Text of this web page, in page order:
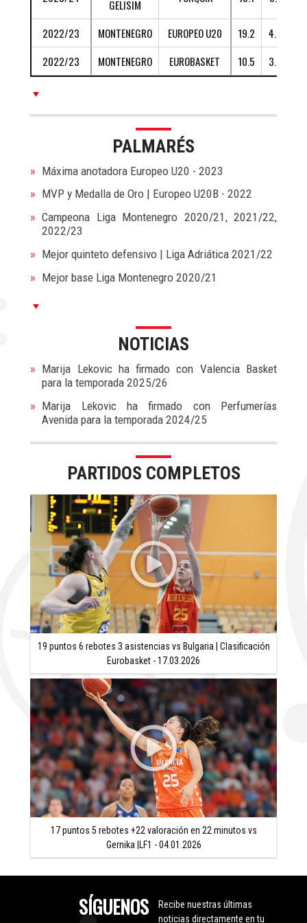
Valencia Basket y promedió 4.2 puntos, 1.2 rebotes, 1.6
asistencias y +2.8 valoración en 12 minutos por partido
en Liga Femenina y 2.7 puntos y 2.1 asistencias en 11
minutos por partido en la Euroliga.
Además, Marija jugó con la Selección de Montenegro y
promedió 13.2 puntos, 3 rebotes y 2.8 asistencias en 24
minutos por partido en la clasificación para el Eurobasket
GELISIM
2022/23 MONTENEGRO EUROPEO U20 19.2 4.2
2022/23
MONTENEGRO EUROBASKET 10.5 3.3
PALMARÉS
Máxima anotadora Europeo U20 - 2023
MVP y Medalla de Oro | Europeo U20B - 2022
Campeona Liga Montenegro 2020/21, 2021/22,
2022/23
Mejor quinteto defensivo | Liga Adriática 2021/22
Mejor base Liga Montenegro 2020/21
NOTICIAS
Marija Lekovic ha firmado con Valencia Basket
para la temporada 2025/26
Marija Lekovic ha firmado con Perfumerías
Avenida para la temporada 2024/25
PARTIDOS COMPLETOS
19 puntos 6 rebotes 3 asistencias vs Bulgaria | Clasificación
Eurobasket - 17.03.2026
17 puntos 5 rebotes +22 valoración en 22 minutos vs
Gernika |LF1 - 04.01.2026
SÍGUENOS
Recibe nuestras últimas
noticias directamente en tu